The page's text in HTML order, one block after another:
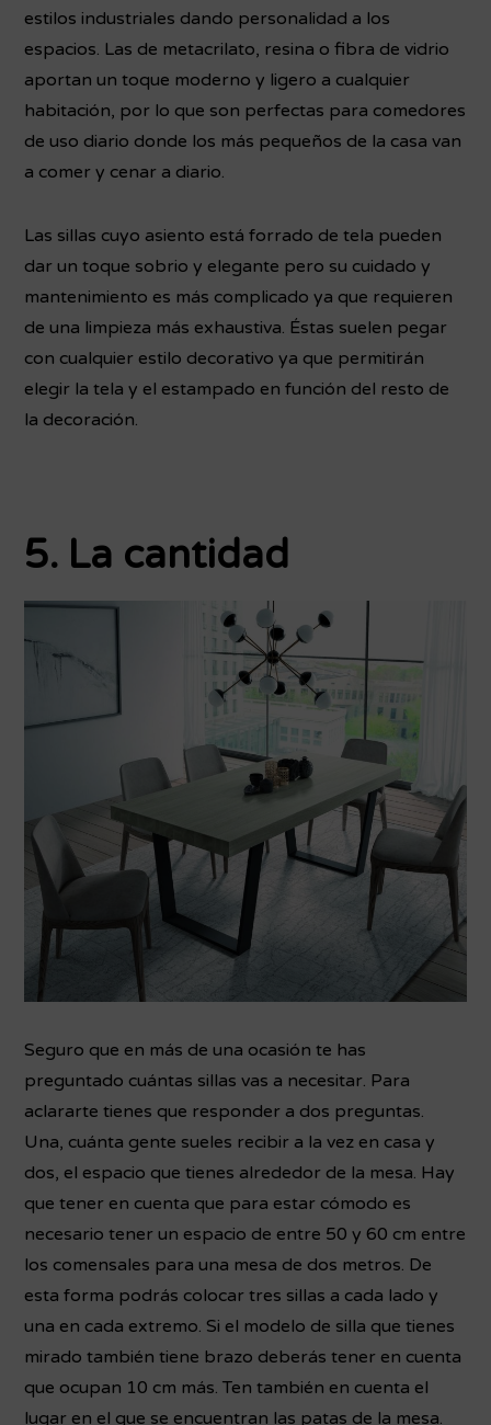
estilos industriales dando personalidad a los
espacios. Las de metacrilato, resina o fibra de vidrio
aportan un toque moderno y ligero a cualquier
habitación, por lo que son perfectas para comedores
de uso diario donde los más pequeños de la casa van
a comer y cenar a diario.
Las sillas cuyo asiento está forrado de tela pueden
dar un toque sobrio y elegante pero su cuidado y
mantenimiento es más complicado ya que requieren
de una limpieza más exhaustiva. Éstas suelen pegar
con cualquier estilo decorativo ya que permitirán
elegir la tela y el estampado en función del resto de
la decoración.
5. La cantidad
Seguro que en más de una ocasión te has
preguntado cuántas sillas vas a necesitar. Para
aclararte tienes que responder a dos preguntas.
Una, cuánta gente sueles recibir a la vez en casa y
dos, el espacio que tienes alrededor de la mesa. Hay
que tener en cuenta que para estar cómodo es
necesario tener un espacio de entre 50 y 60 cm entre
los comensales para una mesa de dos metros. De
esta forma podrás colocar tres sillas a cada lado y
una en cada extremo. Si el modelo de silla que tienes
mirado también tiene brazo deberás tener en cuenta
que ocupan 10 cm más. Ten también en cuenta el
lugar en el que se encuentran las patas de la mesa.